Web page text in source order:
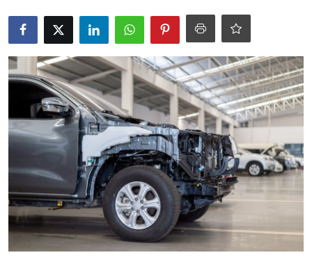
Bakım & Arıza Çözümleri
İkinci El & Ekspertiz
Muayene & Emisyon
Trafik Cezaları & Mevzuat
Ehliyet & Ruhsat İşlemleri
Sigorta & Kasko
Yakıt, LPG & Elektrikli